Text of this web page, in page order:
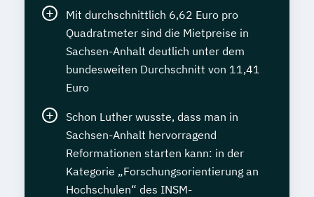
Mit durchschnittlich 6,62 Euro pro
Quadratmeter sind die Mietpreise in
Sachsen-Anhalt deutlich unter dem
bundesweiten Durchschnitt von 11,41
Euro
Schon Luther wusste, dass man in
Sachsen-Anhalt hervorragend
Reformationen starten kann: in der
Kategorie „Forschungsorientierung an
Hochschulen“ des INSM-